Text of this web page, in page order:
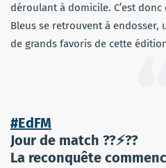
déroulant à domicile. C’est
Bleus se retrouvent à
de grands favoris de cette
#EdFM
Jour de match ??⚡??
La reconquête